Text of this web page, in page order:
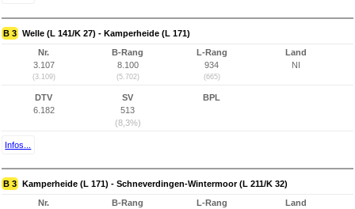
B 3 Welle (L 141/K 27) - Kamperheide (L 171)
Nr.
3.107
(3.109)
B-Rang
8.100
(5.702)
L-Rang
934
(665)
Land
NI
DTV
6.182
SV
513
(8,3%)
BPL
Infos...
B 3 Kamperheide (L 171) - Schneverdingen-Wintermoor (L 211/K 32)
Nr.
B-Rang
L-Rang
Land